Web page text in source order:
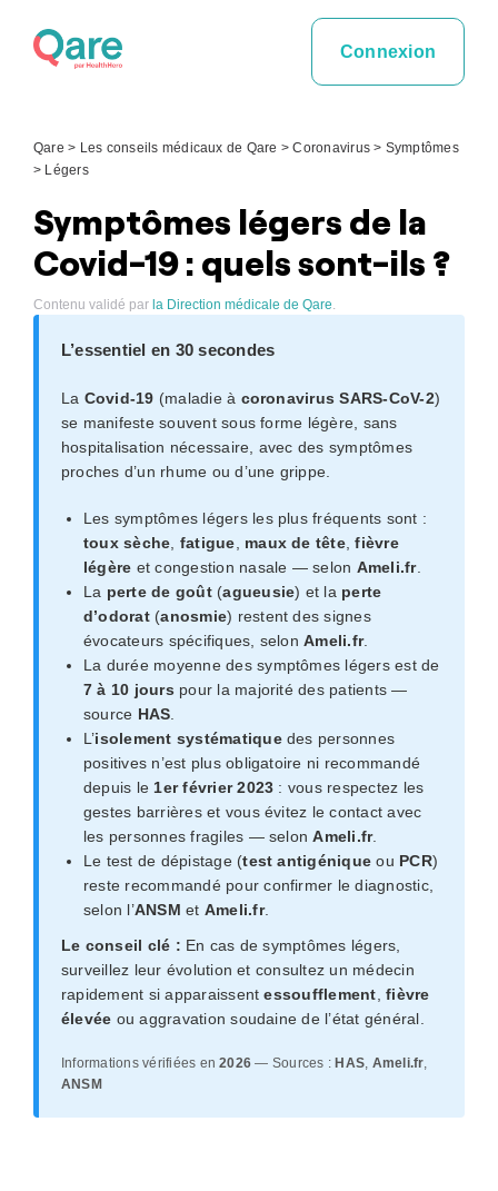
Connexion
Qare > Les conseils médicaux de Qare >Coronavirus > Symptômes
> Légers
Symptômes légers de la
Covid-19 : quels sont-ils ?
Contenu validé par la Direction médicale de Qare.
L’essentiel en 30 secondes
La Covid-19 (maladie à coronavirus SARS-CoV-2)
se manifeste souvent sous forme légère, sans
hospitalisation nécessaire, avec des symptômes
proches d’un rhume ou d’une grippe.
Les symptômes légers les plus fréquents sont :
toux sèche fatigue maux de tête,fièvre
légère et congestion nasale — selon Ameli.fr.
La perte de goût(agueusie) et la perte
d’odorat(anosmie) restent des signes
évocateurs spécifiques, selonAmeli.fr.
La durée moyenne des symptômes légers est de
7 à 10 jours pour la majorité des patients —
source HAS
L’isolement systématiquedes personnes
positives n’est plus obligatoire ni recommandé
depuis le 1er février 2023 : vous respectez les
gestes barrières et vous évitez le contact avec
les personnes fragiles — selonAmeli.fr.
Le test de dépistage (test antigénique ou PCR)
reste recommandé pour confirmer le diagnostic,
selon l’ANSM et Ameli.fr.
Le conseil clé : En cas de symptômes légers,
surveillez leur évolution et consultez un médecin
rapidement si apparaissentessoufflement ,fièvre
élevée ou aggravation soudaine de l’état général.
Informations vérifiées en2026 — Sources : HAS, Ameli.fr,
ANSM